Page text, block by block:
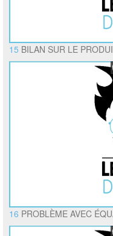
15 BILAN SUR LE
16 PROBLÈME AVEC